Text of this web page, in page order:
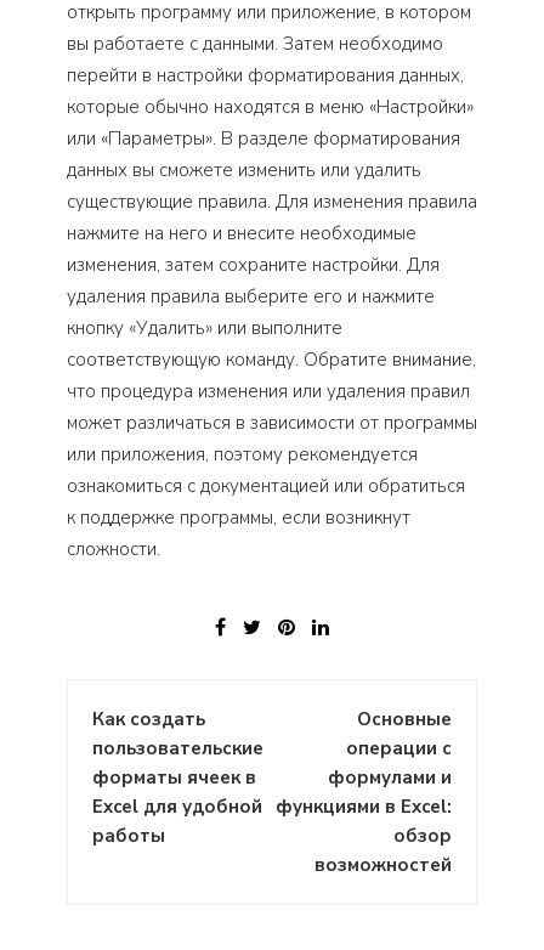
открыть программу или приложение, в котором
вы работаете с данными. Затем необходимо
перейти в настройки форматирования данных,
которые обычно находятся в меню «Настройки»
или «Параметры». В разделе форматирования
данных вы сможете изменить или удалить
существующие правила. Для изменения правила
нажмите на него и внесите необходимые
изменения, затем сохраните настройки. Для
удаления правила выберите его и нажмите
кнопку «Удалить» или выполните
соответствующую команду. Обратите внимание,
что процедура изменения или удаления правил
может различаться в зависимости от программы
или приложения, поэтому рекомендуется
ознакомиться с документацией или обратиться
к поддержке программы, если возникнут
сложности.
Навигация
по
записям
Как создать
пользовательские
форматы ячеек в
Excel для удобной
работы
Основные
операции с
формулами и
функциями в Excel:
обзор
возможностей